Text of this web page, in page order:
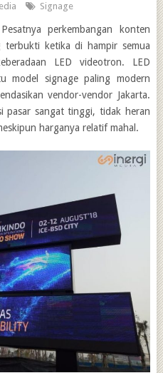
Signage
Pesatnya perkembangan konten
terbukti ketika di hampir semua
LED videotron. LED
model signage paling modern
vendor-vendor Jakarta.
pasar sangat tinggi, tidak heran
harganya relatif mahal.